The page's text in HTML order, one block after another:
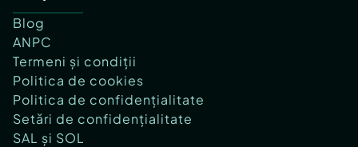
Blog
ANPC
Termeni și condiții
Politica de cookies
Politica de confidențialitate
Setări de confidențialitate
SAL și SOL